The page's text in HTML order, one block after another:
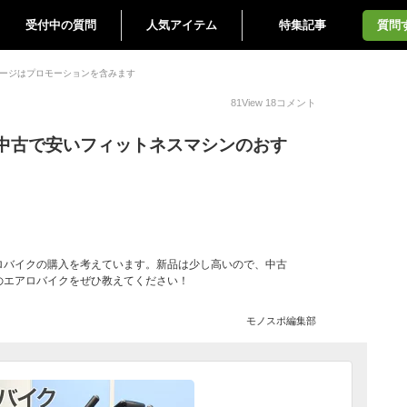
受付中の質問 人気アイテム 特集記事 質問
ジはプロモーションを含みます
81View 18コメント
古で安いフィットネスマシンのおす
イクの購入を考えています。新品は少し高いので、中古
アロバイクをぜひ教えてください！
モノスポ編集部